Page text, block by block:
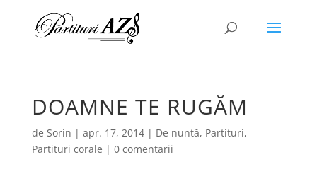
DOAMNE TE RUGĂM
de Sorin | apr. 17, 2014| De nuntă, Partituri,
Partituri corale | 0 comentarii